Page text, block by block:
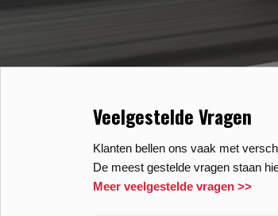
Veelgestelde Vragen
Klanten bellen ons vaak met
De meest gestelde vragen staan
Meer veelgestelde vragen >>